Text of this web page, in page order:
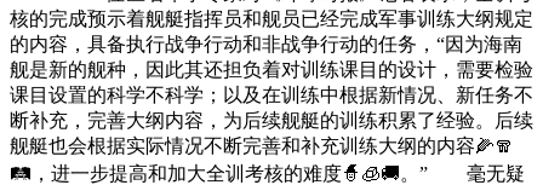
核的完成预示着舰艇指挥员和舰员已经完成军事训练大纲规定
的内容，具备执行战争行动和非战争行动的任务，“因为海南
舰是新的舰种，因此其还担负着对训练课目的设计，需要检验
课目设置的科学不科学；以及在训练中根据新情况、新任务不
断补充，完善大纲内容，为后续舰艇的训练积累了经验。后续
舰艇也会根据实际情况不断完善和补充训练大纲的内容🌽🧣
🛤，进一步提高和加大全训考核的难度🧙🧊🚚。” 毫无疑